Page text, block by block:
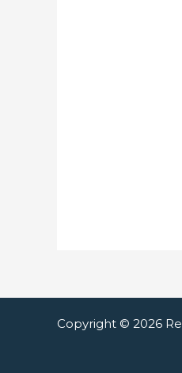
Copyright © 2026